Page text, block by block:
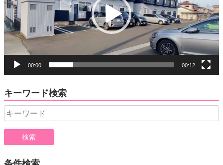
ー
ヤ
ー
00:00 00:12
キーワード検索
Search
for: